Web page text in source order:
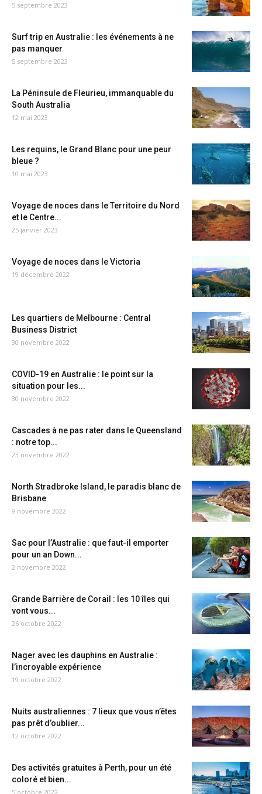
5 septembre 2023
Surf trip en Australie : les événements à ne
pas manquer
5 septembre 2023
La Péninsule de Fleurieu, immanquable du
South Australia
12 mai 2023
Les requins, le Grand Blanc pour une peur
bleue ?
10 mai 2023
Voyage de noces dans le Territoire du Nord
et le Centre...
25 janvier 2023
Voyage de noces dans le Victoria
19 décembre 2022
Les quartiers de Melbourne : Central
Business District
30 novembre 2022
COVID-19 en Australie : le point sur la
situation pour les...
30 novembre 2022
Cascades à ne pas rater dans le Queensland
: notre top...
23 novembre 2022
North Stradbroke Island, le paradis blanc de
Brisbane
9 novembre 2022
Sac pour l’Australie : que faut-il emporter
pour un an Down...
2 novembre 2022
Grande Barrière de Corail : les 10 îles qui
vont vous...
26 octobre 2022
Nager avec les dauphins en Australie :
l’incroyable expérience
19 octobre 2022
Nuits australiennes : 7 lieux que vous n’êtes
pas prêt d’oublier...
12 octobre 2022
Des activités gratuites à Perth, pour un été
coloré et bien...
5 octobre 2022